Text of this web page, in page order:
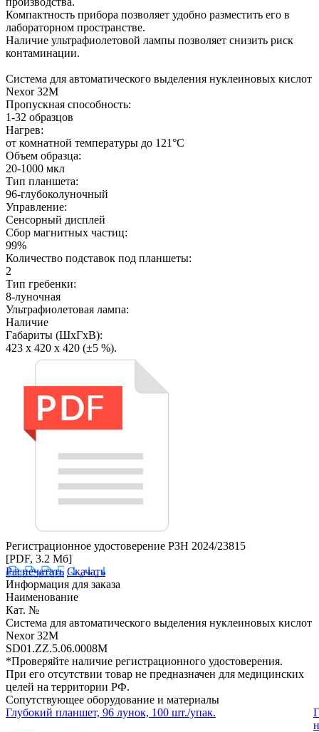
Компактность прибора позволяет удобно разместить его в
лабораторном пространстве.
Наличие ультрафиолетовой лампы позволяет снизить риск
контаминации.
Система для автоматического выделения нуклеиновых кислот
Nexor 32M
Пропускная способность:
1-32 образцов
Нагрев:
от комнатной температуры до 121°C
Объем образца:
20-1000 мкл
Тип планшета:
96-глубоколуночный
Управление:
Сенсорный дисплей
Сбор магнитных частиц:
99%
Количество подставок под планшеты:
2
Тип гребенки:
8-луночная
Ультрафиолетовая лампа:
Наличие
Габариты (ШхГхВ):
423 х 420 х 420 (±5 %).
Регистрационное удостоверение РЗН 2024/23815
[PDF, 3.2 Мб]
Распечатать Скачать
Информация для заказа
Наименование
Кат. №
Система для автоматического выделения нуклеиновых кислот
Nexor 32M
SD01.ZZ.5.06.0008M
*Проверяйте наличие регистрационного удостоверения.
При его отсутствии товар не предназначен для медицинских
целей на территории РФ.
Сопутствующее оборудование и материалы
Глубокий планшет, 96 лунок, 100 шт./упак.